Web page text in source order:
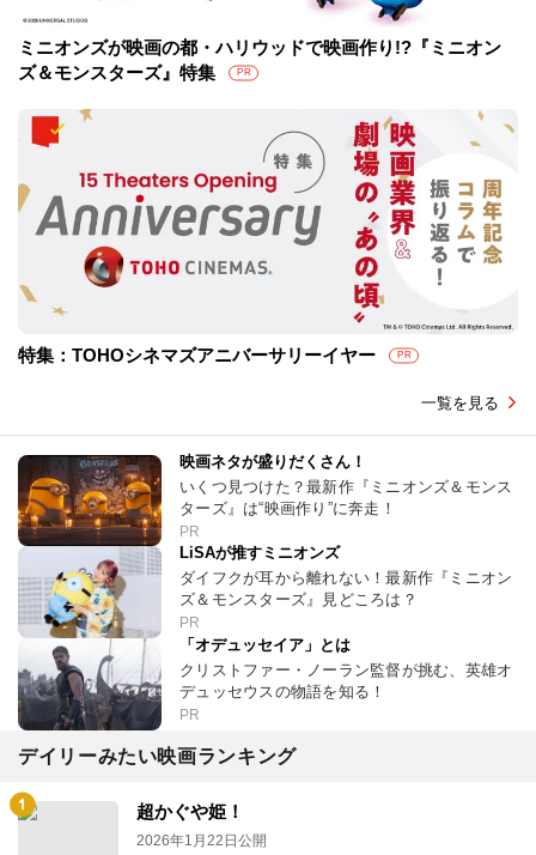
ミニオンズが映画の都・ハリウッドで映画作り!?『ミニオン
ズ＆モンスターズ』特集
PR
特集：TOHOシネマズアニバーサリーイヤー PR
一覧を見る
映画ネタが盛りだくさん！
いくつ見つけた？最新作『ミニオンズ＆モンス
ターズ』は“映画作り”に奔走！
PR
LiSAが推すミニオンズ
ダイフクが耳から離れない！最新作『ミニオン
ズ＆モンスターズ』見どころは？
PR
「オデュッセイア」とは
クリストファー・ノーラン監督が挑む、英雄オ
デュッセウスの物語を知る！
PR
デイリーみたい映画ランキング
超かぐや姫！
2026年1月22日公開